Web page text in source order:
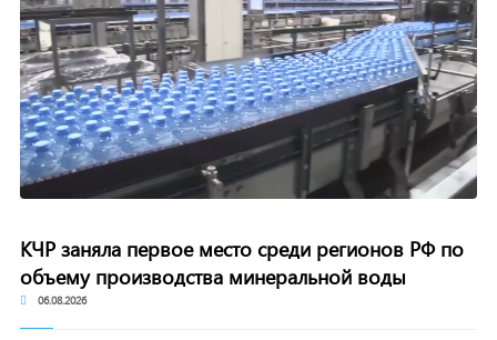
КЧР заняла первое место среди регионов РФ по
объему производства минеральной воды
06.08.2026